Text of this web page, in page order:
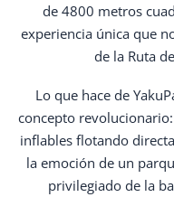
de 4800 metros
experiencia única que
de la Ruta
Lo que hace de
concepto
inflables flotando
la emoción de un
privilegiado de la